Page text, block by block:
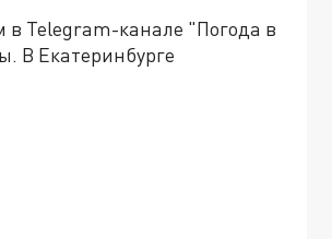
в Telegram-канале "Погода в
В Екатеринбурге